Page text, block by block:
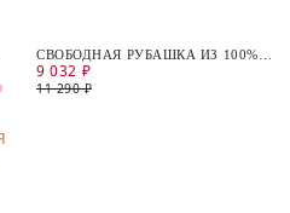
СВОБОДНАЯ РУБАШКА ИЗ 100%
ХЛОПКА
9 032 ₽
11 290 ₽